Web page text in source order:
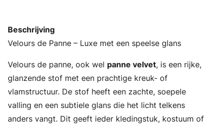
Beschrijving
Velours de Panne – Luxe met een speelse glans
Velours de panne, ook wel panne velvet, is een rijke,
glanzende stof met een prachtige kreuk- of
vlamstructuur. De stof heeft een zachte, soepele
valling en een subtiele glans die het licht telkens
anders vangt. Dit geeft ieder kledingstuk, kostuum of